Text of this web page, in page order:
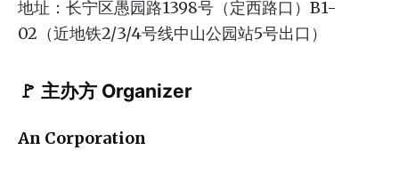
地址：长宁区愚园路1398号（定西路口）B1-
02（近地铁2/3/4号线中山公园站5号出口）
🚩 主办方 Organizer
An Corporation